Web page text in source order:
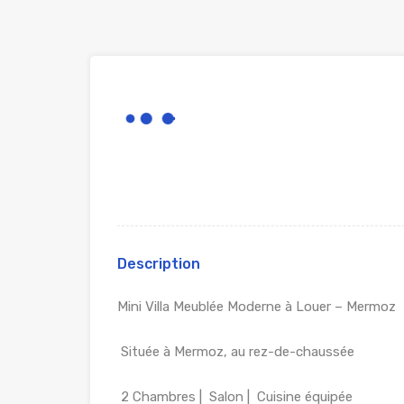
Description
Mini Villa Meublée Moderne à Louer – Mermoz
Située à Mermoz, au rez-de-chaussée
2 Chambres |